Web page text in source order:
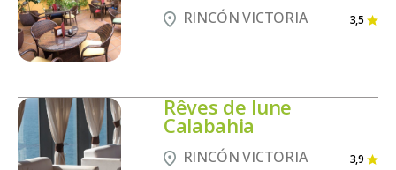
RINCÓN VICTORIA 3,5
Rêves de lune
Calabahia
RINCÓN VICTORIA 3,9